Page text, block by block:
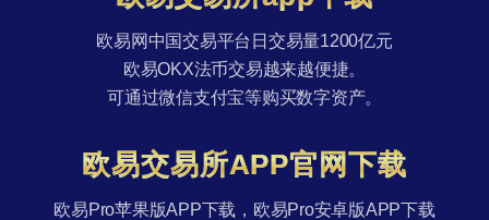
欧易网中国交易平台日交易量1200亿元
欧易OKX法币交易越来越便捷。
可通过微信支付宝等购买数字资产。
欧易交易所APP官网下载
欧易Pro苹果版APP下载，欧易Pro安卓版APP下载